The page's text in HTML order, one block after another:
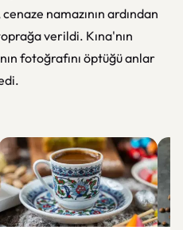
namazının ardından
verildi. Kına'nın
fotoğrafını öptüğü anlar